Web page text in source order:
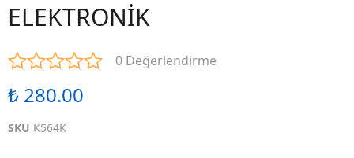
ELEKTRONİK
0 Değerlendirme
₺ 280.00
SKU K564K